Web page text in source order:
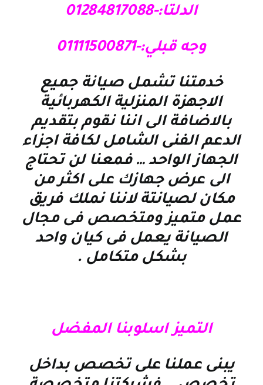
الدلتا:-01284817088
وجه قبلي:-01111500871
خدمتنا تشمل صيانة جميع
الاجهزة المنزلية الكهربائية
بالاضافة الى اننا نقوم بتقديم
الدعم الفنى الشامل لكافة اجزاء
الجهاز الواحد … فمعنا لن تحتاج
الى عرض جهازك على اكثر من
مكان لصيانتة لاننا نملك فريق
عمل متميز ومتخصص فى مجال
الصيانة يعمل فى كيان واحد
بشكل متكامل .
التميز اسلوبنا المفضل
يبنى عملنا على تخصص بداخل